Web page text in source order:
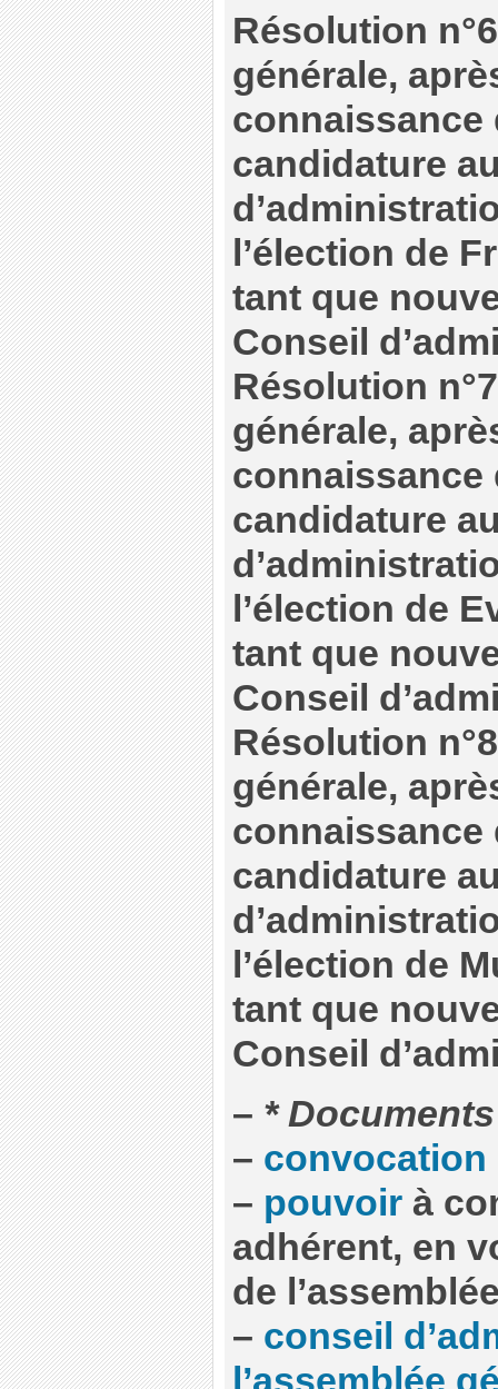
Résolution
générale,
connaissance
candidature
l’élection de
tant que
Conseil
Résolution
générale,
connaissance
candidature
l’élection de
tant que
Conseil
Résolution
générale,
connaissance
candidature
l’élection de
tant que
Conseil
– *
– convocation
– pouvoirà
adhérent, en
de
– conseil
l’assemblée